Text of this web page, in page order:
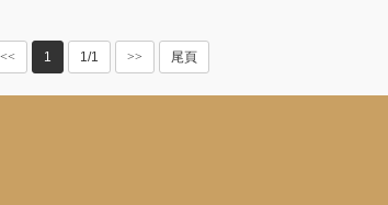
<< 1 1/1 >> 尾頁